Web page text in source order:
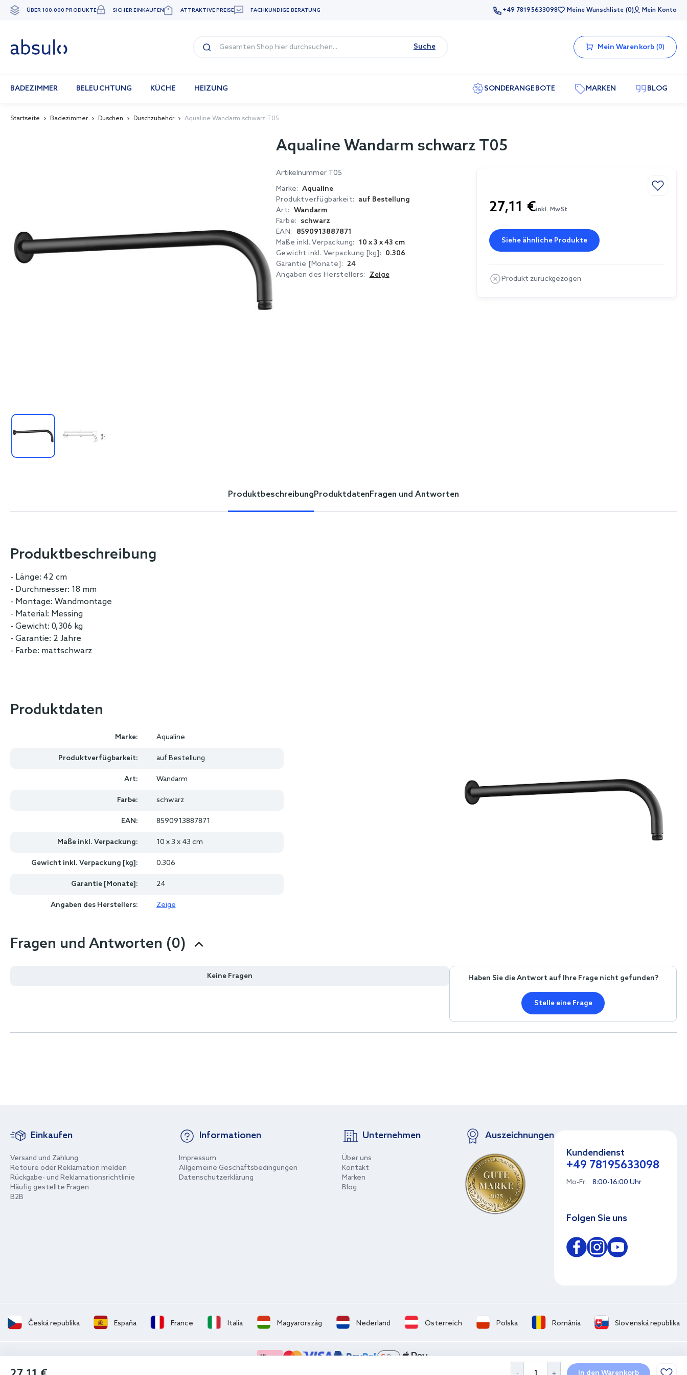
Zum
ÜBER 100.000 PRODUKTE SICHER EINKAUFEN ATTRAKTIVE PREISE FACHKUNDIGE BERATUNG +49 78195633098 Meine Wunschliste 0 Mein Konto
Suche Mein Warenkorb 0
BADEZIMMER BELEUCHTUNG KÜCHE HEIZUNG SONDERANGEBOTE MARKEN BLOG
Startseite Badezimmer Duschen Duschzubehör Aqualine Wandarm schwarz T05
In den Warenkorb
Aqualine Wandarm schwarz T05
Artikelnummer T05
Marke: Aqualine
Produktverfügbarkeit: auf Bestellung
Art: Wandarm
Farbe: schwarz
EAN:
8590913887871
Maße inkl. Verpackung:
10 x 3 x 43 cm
Gewicht inkl. Verpackung [kg]: 0.306
Garantie [Monate]: 24
Angaben des Herstellers: Zeige
27,11 €inkl. MwSt.
Siehe ähnliche Produkte
Produkt zurückgezogen
Produktbeschreibung Produktdaten Fragen und Antworten
Produktbeschreibung
- Länge: 42 cm
- Durchmesser: 18 mm
- Montage: Wandmontage
- Material: Messing
- Gewicht: 0,306 kg
- Garantie: 2 Jahre
- Farbe: mattschwarz
Produktdaten
Marke: Aqualine
Produktverfügbarkeit: auf Bestellung
Art: Wandarm
Farbe: schwarz
EAN: 8590913887871
Maße inkl. Verpackung: 10 x 3 x 43 cm
Gewicht inkl. Verpackung [kg]: 0.306
Garantie [Monate]: 24
Angaben des Herstellers: Zeige
Fragen und Antworten (0)
Keine Fragen Haben Sie die Antwort auf Ihre Frage nicht gefunden?
Stelle eine Frage
Einkaufen
Versand und Zahlung
Retoure oder Reklamation melden
Rückgabe- und Reklamationsrichtlinie
Häufig gestellte Fragen
B2B
Informationen
Impressum
Allgemeine Geschäftsbedingungen
Datenschutzerklärung
Unternehmen
Über uns
Kontakt
Marken
Blog
Auszeichnungen
Kundendienst
+49 78195633098
Mo-Fr: 8:00-16:00 Uhr
Folgen Sie uns
Česká republika España France Italia Magyarország Nederland Österreich Polska România Slovenská republika